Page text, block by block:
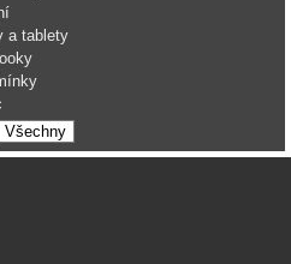
a tablety